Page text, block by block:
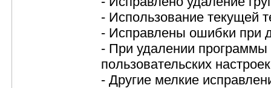
- Использование текущей
- Исправлены ошибки при
- При удалении
пользовательских
- Другие мелкие